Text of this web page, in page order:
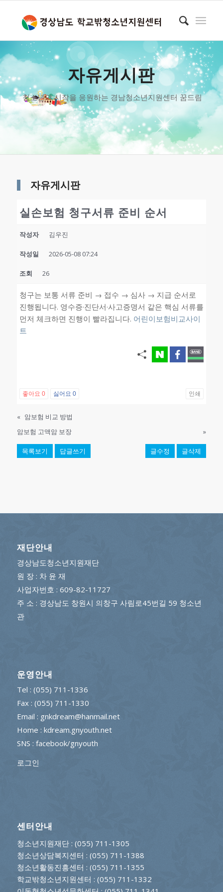
자유게시판
청소년의 시작을 응원하는 경남청소년지원센터 꿈드림
자유게시판
실손보험 청구서류 준비 순서
작성자 김우진
작성일 2026-05-08 07:24
조회 26
청구는 보통 서류 준비 → 접수 → 심사 → 지급 순서로
진행됩니다. 영수증·진단서·사고증명서 같은 핵심 서류를
먼저 체크하면 진행이 빨라집니다. 어린이보험비교사이
트
좋아요 0 싫어요 0 인쇄
« 암보험 비교 방법
암보험 고액암 보장
»
목록보기 답글쓰기 글수정 글삭제
재단안내
경상남도청소년지원재단
원 장 : 차 윤 재
사업자번호 : 609-82-11727
주 소 : 경상남도 창원시 의창구 사림로45번길 59 청소년
관
운영안내
Tel : (055) 711-1336
Fax : (055) 711-1330
Email : gnkdream@hanmail.net
Home : kdream.gnyouth.net
SNS : facebook/gnyouth
로그인
센터안내
청소년지원재단: (055) 711-1305
청소년상담복지센터 : (055) 711-1388
청소년활동진흥센터 : (055) 711-1355
학교밖청소년지원센터 : (055) 711-1332